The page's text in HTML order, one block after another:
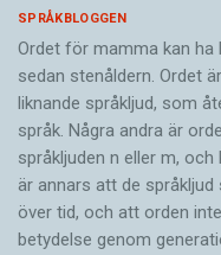
SPRÅKBLOGGEN
Ordet för mamma kan
sedan stenåldern. Ordet
liknande språkljud, som
språk. Några andra är
språkljuden n eller m,
är annars att de
över tid, och att orden
betydelse genom